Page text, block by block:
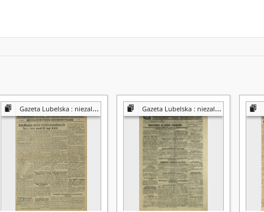
Gazeta Lubelska : niezależny organ demokratyczny Gazeta Lubelska : niezależny organ demokratyczny